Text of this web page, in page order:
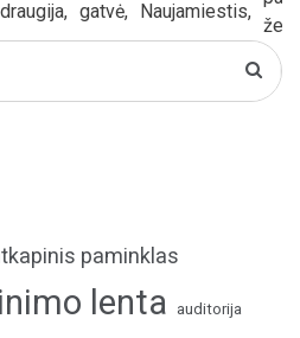
draugija, gatvė, Naujamiestis,
paminklas
lenta auditorija